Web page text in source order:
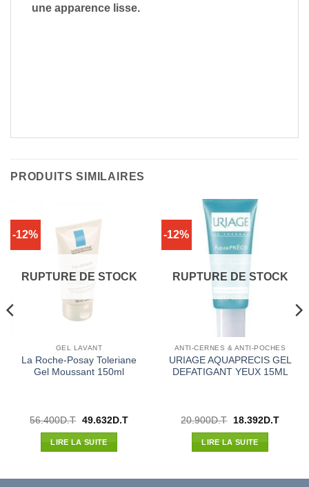
une apparence lisse.
PRODUITS SIMILAIRES
-12%
RUPTURE DE STOCK
GEL LAVANT
La Roche-Posay Toleriane
Gel Moussant 150ml
56.400D.T Le
initial
était :
49.632D.TLe
LIRE LA SUITE
-12%
RUPTURE DE STOCK
ANTI-CERNES & ANTI-POCHES
URIAGE AQUAPRECIS GEL
DEFATIGANT YEUX 15ML
20.900D.T
Le
initial
était :
18.392D.TLe
LIRE LA SUITE